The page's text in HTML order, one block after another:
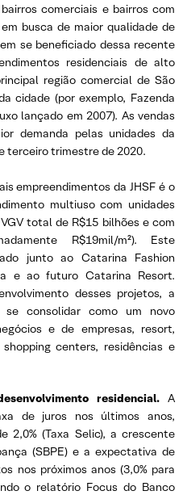
comerciais e bairros com
busca de maior qualidade de
se beneficiado dessa recente
residenciais de alto
região comercial de São
cidade (por exemplo, Fazenda
lançado em 2007). As vendas
demanda pelas unidades da
terceiro trimestre de 2020.
empreendimentos da JHSF é o
multiuso com unidades
total de R$15 bilhões e com
R$19mil/m²). Este
junto ao Catarina Fashion
e ao futuro Catarina Resort.
desses projetos, a
consolidar como um novo
e de empresas, resort,
centers, residências e
residencial. A
de juros nos últimos anos,
2,0% (Taxa Selic), a crescente
(SBPE) e a expectativa de
nos próximos anos (3,0% para
o relatório Focus do Banco